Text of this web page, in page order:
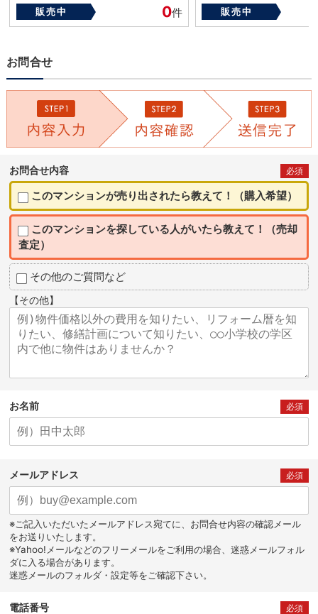
販売中
0件
販売中
お問合せ
お問合せ内容 必須
このマンションが売り出されたら教えて！（購入希望）
このマンションを探している人がいたら教えて！（売却
査定）
その他のご質問など
【その他】
お名前 必須
メールアドレス 必須
※ご記入いただいたメールアドレス宛てに、お問合せ内容の確認メール
をお送りいたします。
※Yahoo!メールなどのフリーメールをご利用の場合、迷惑メールフォル
ダに入る場合があります。
迷惑メールのフォルダ・設定等をご確認下さい。
電話番号 必須